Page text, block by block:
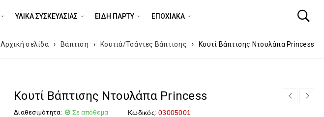
ΥΛΙΚΑ ΣΥΣΚΕΥΑΣΙΑΣ ΕΊΔΗ ΠΆΡΤΥ ΕΠΟΧΙΑΚΑ
Αρχική σελίδα › Βάπτιση › Κουτιά/Τσάντες Βάπτισης › Κουτί Βάπτισης Ντουλάπα Princess
Κουτί Βάπτισης Ντουλάπα Princess
Διαθεσιμότητα: Σε απόθεμα Κωδικός: 03005001